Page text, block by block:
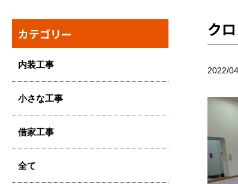
ク
2022/
カテゴリー
内装工事
小さな工事
借家工事
全て